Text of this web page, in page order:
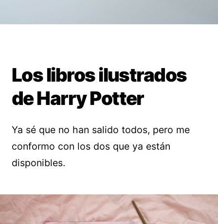
Los libros ilustrados
de Harry Potter
Ya sé que no han salido todos, pero me
conformo con los dos que ya están
disponibles.